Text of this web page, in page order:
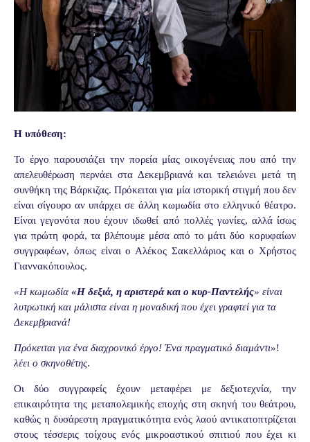
Η υπόθεση:
Το έργο παρουσιάζει την πορεία μίας οικογένειας που από την
απελευθέρωση περνάει στα Δεκεμβριανά και τελειώνει μετά τη
συνθήκη της Βάρκιζας. Πρόκειται για μία ιστορική στιγμή που δεν
είναι σίγουρο αν υπάρχει σε άλλη κωμωδία στο ελληνικό θέατρο.
Είναι γεγονότα που έχουν ιδωθεί από πολλές γωνίες, αλλά ίσως
για πρώτη φορά, τα βλέπουμε μέσα από το μάτι δύο κορυφαίων
συγγραφέων, όπως είναι ο Αλέκος Σακελλάριος και ο Χρήστος
Γιαννακόπουλος.
«Η κωμωδία «Η δεξιά, η αριστερά και ο κυρ-Παντελής» είναι
λυτρωτική και μάλιστα είναι η μοναδική που έχει γραφτεί για τα
Δεκεμβριανά!
Πρόκειται για ένα διαχρονικό έργο! Ένα πραγματικό διαμάντι»!
λέει ο σκηνοθέτης.
Οι δύο συγγραφείς έχουν μεταφέρει με δεξιοτεχνία, την
επικαιρότητα της μεταπολεμικής εποχής στη σκηνή του θεάτρου,
καθώς η δυσάρεστη πραγματικότητα ενός λαού αντικατοπτρίζεται
στους τέσσερις τοίχους ενός μικροαστικού σπιτιού που έχει κι